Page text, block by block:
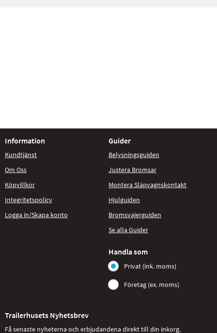
Information
Kundtjänst
Om Oss
Köpvillkor
Integritetspolicy
Logga in/Skapa konto
Guider
Belysningsguiden
Justera Bromsar
Montera Släpvagnskontakt
Hjulguiden
Bromsvajerguiden
Se alla Guider
Handla som
Privat (ink. moms)
Företag (ex. moms)
Trailerhusets Nyhetsbrev
Få senaste nyheterna och erbjudandena direkt till din inkorg.